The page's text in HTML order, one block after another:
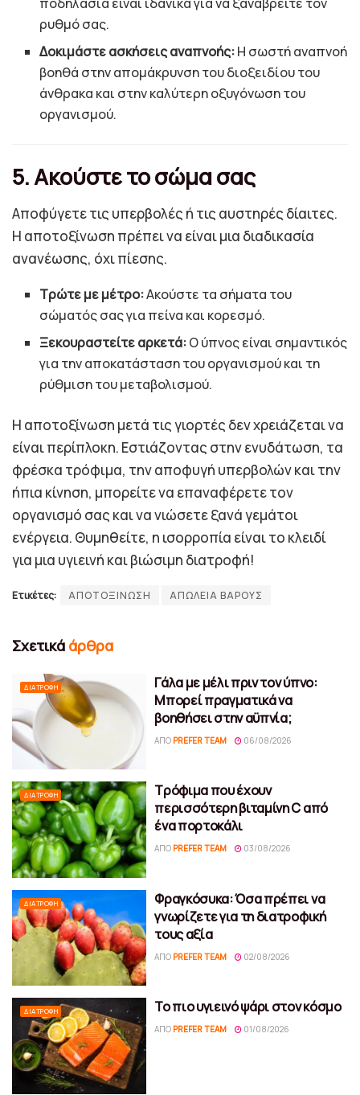
ρυθμό σας.
Δοκιμάστε ασκήσεις αναπνοής:Η σωστή αναπνοή
βοηθά στην απομάκρυνση του διοξειδίου του
άνθρακα και στην καλύτερη οξυγόνωση του
οργανισμού.
5. Ακούστε το σώμα σας
Αποφύγετε τις υπερβολές ή τις αυστηρές δίαιτες.
Η αποτοξίνωση πρέπει να είναι μια διαδικασία
ανανέωσης, όχι πίεσης.
Τρώτε με μέτρο:Ακούστε τα σήματα του
σώματός σας για πείνα και κορεσμό.
Ξεκουραστείτε αρκετά:Ο ύπνος είναι σημαντικός
για την αποκατάσταση του οργανισμού και τη
ρύθμιση του μεταβολισμού.
Η αποτοξίνωση μετά τις γιορτές δεν χρειάζεται να
είναι περίπλοκη. Εστιάζοντας στην ενυδάτωση, τα
φρέσκα τρόφιμα, την αποφυγή υπερβολών και την
ήπια κίνηση, μπορείτε να επαναφέρετε τον
οργανισμό σας και να νιώσετε ξανά γεμάτοι
ενέργεια. Θυμηθείτε, η ισορροπία είναι το κλειδί
για μια υγιεινή και βιώσιμη διατροφή!
Ετικέτες: ΑΠΟΤΟΞΙΝΩΣΗ ΑΠΩΛΕΙΑ ΒΑΡΟΥΣ
Σχετικά άρθρα
ΔΙΑΤΡΟΦΉ
Γάλα με μέλι πριν τον ύπνο:
Μπορεί πραγματικά να
βοηθήσει στην αϋπνία;
ΑΠΌ PREFER TEAM 06/08/2026
ΔΙΑΤΡΟΦΉ
Τρόφιμα που έχουν
περισσότερη βιταμίνη C από
ένα πορτοκάλι
ΑΠΌ PREFER TEAM 03/08/2026
ΔΙΑΤΡΟΦΉ
Φραγκόσυκα: Όσα πρέπει να
γνωρίζετε για τη διατροφική
τους αξία
ΑΠΌ PREFER TEAM 02/08/2026
ΔΙΑΤΡΟΦΉ Το πιο υγιεινό ψάρι στον κόσμο
ΑΠΌ PREFER TEAM 01/08/2026